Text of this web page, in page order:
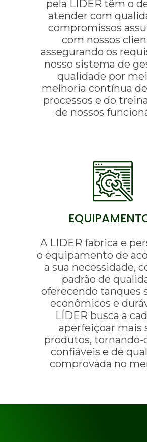
pela LIDER têm o
atender com
compromissos
com nossos
assegurando os
nosso sistema de
qualidade por
melhoria contínua
processos e do
de nossos
A LIDER fabrica e
o equipamento de
a sua necessidade,
padrão de
oferecendo tanques
econômicos e
LÍDER busca a
aperfeiçoar mais
produtos, tornando-
confiáveis e de
comprovada no